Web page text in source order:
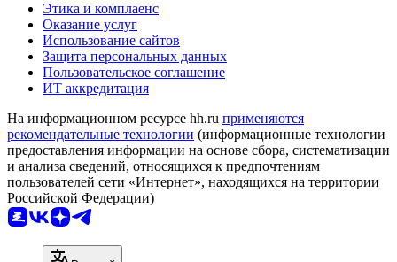
Этика и комплаенс
Оказание услуг
Использование сайтов
Защита персональных данных
Пользовательское соглашение
ИТ аккредитация
На информационном ресурсе hh.ru применяются
рекомендательные технологии (информационные технологии
предоставления информации на основе сбора, систематизации
и анализа сведений, относящихся к предпочтениям
пользователей сети «Интернет», находящихся на территории
Российской Федерации)